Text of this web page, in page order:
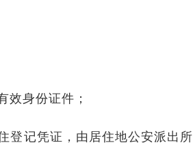
效身份证件；
登记凭证，由居住地公安派出所